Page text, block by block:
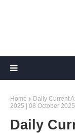
Home Daily Current
2025 | 08 October
Daily